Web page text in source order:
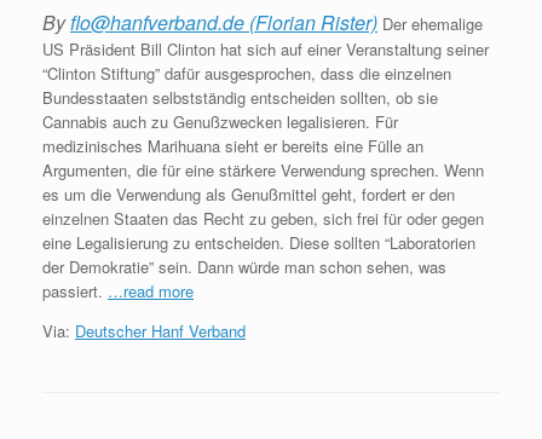
Byflo@hanfverband.de (Florian Rister) Der ehemalige
US Präsident Bill Clinton hat sich auf einer Veranstaltung seiner
“Clinton Stiftung” dafür ausgesprochen, dass die einzelnen
Bundesstaaten selbstständig entscheiden sollten, ob sie
Cannabis auch zu Genußzwecken legalisieren. Für
medizinisches Marihuana sieht er bereits eine Fülle an
Argumenten, die für eine stärkere Verwendung sprechen. Wenn
es um die Verwendung als Genußmittel geht, fordert er den
einzelnen Staaten das Recht zu geben, sich frei für oder gegen
eine Legalisierung zu entscheiden. Diese sollten “Laboratorien
der Demokratie” sein. Dann würde man schon sehen, was
passiert. …read more
Via: Deutscher Hanf Verband